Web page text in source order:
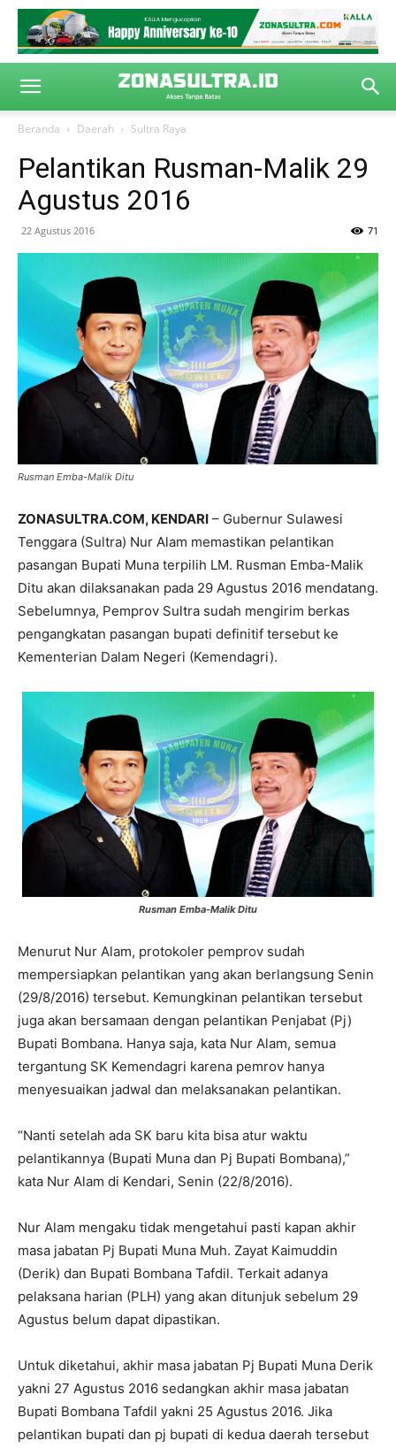
Beranda Daerah Sultra Raya
Pelantikan Rusman-Malik 29
Agustus 2016
22 Agustus 2016 71
Rusman Emba-Malik Ditu
ZONASULTRA.COM, KENDARI – Gubernur Sulawesi
Tenggara (Sultra) Nur Alam memastikan pelantikan
pasangan Bupati Muna terpilih LM. Rusman Emba-Malik
Ditu akan dilaksanakan pada 29 Agustus 2016 mendatang.
Sebelumnya, Pemprov Sultra sudah mengirim berkas
pengangkatan pasangan bupati definitif tersebut ke
Kementerian Dalam Negeri (Kemendagri).
Rusman Emba-Malik Ditu
Menurut Nur Alam, protokoler pemprov sudah
mempersiapkan pelantikan yang akan berlangsung Senin
(29/8/2016) tersebut. Kemungkinan pelantikan tersebut
juga akan bersamaan dengan pelantikan Penjabat (Pj)
Bupati Bombana. Hanya saja, kata Nur Alam, semua
tergantung SK Kemendagri karena pemrov hanya
menyesuaikan jadwal dan melaksanakan pelantikan.
“Nanti setelah ada SK baru kita bisa atur waktu
pelantikannya (Bupati Muna dan Pj Bupati Bombana),”
kata Nur Alam di Kendari, Senin (22/8/2016).
Nur Alam mengaku tidak mengetahui pasti kapan akhir
masa jabatan Pj Bupati Muna Muh. Zayat Kaimuddin
(Derik) dan Bupati Bombana Tafdil. Terkait adanya
pelaksana harian (PLH) yang akan ditunjuk sebelum 29
Agustus belum dapat dipastikan.
Untuk diketahui, akhir masa jabatan Pj Bupati Muna Derik
yakni 27 Agustus 2016 sedangkan akhir masa jabatan
Bupati Bombana Tafdil yakni 25 Agustus 2016. Jika
pelantikan bupati dan pj bupati di kedua daerah tersebut